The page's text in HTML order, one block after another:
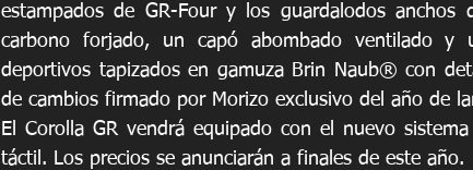
estampados de GR-Four y los guardalodos
carbono forjado, un capó abombado ventilado y
deportivos tapizados en gamuza Brin Naub® con
de cambios firmado por Morizo exclusivo del año de
El Corolla GR vendrá equipado con el nuevo
táctil. Los precios se anunciarán a finales de este año.